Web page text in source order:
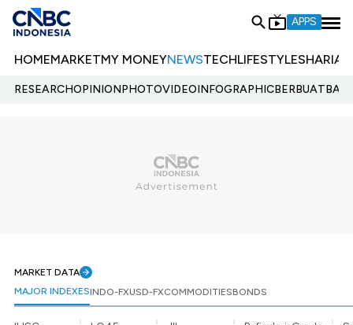
APPS
HOMEMARKETMY MONEYNEWSTECHLIFESTYLESHARIA
RESEARCHOPINIONPHOTOVIDEOINFOGRAPHIC
MARKET DATA
MAJOR INDEXESINDO-FXUSD-FXCOMMODITIESBONDS